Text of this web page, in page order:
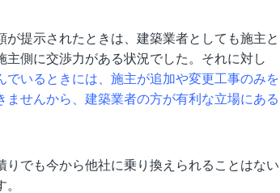
が提示されたときは、建築業者としても施主と
側に交渉力がある状況でした。それに対し
でいるときには、施主が追加や変更工事のみを
ませんから、建築業者の方が有利な立場にある
でも今から他社に乗り換えられることはない